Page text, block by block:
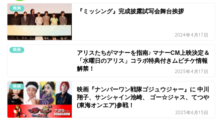
映画 『ミッシング』完成披露試写会舞台挨拶
2024年4月17日
映画
アリスたちがマナーを指南♪ マナーCM上映決定＆
「水曜日のアリス」コラボ特典付きムビチケ情報
解禁！
2025年4月17日
映画
映画『ナンバーワン戦隊ゴジュウジャー』に 中川
翔子、サンシャイン池崎、 ゴー☆ジャス、てつや
(東海オンエア)参戦！
2025年6月15日